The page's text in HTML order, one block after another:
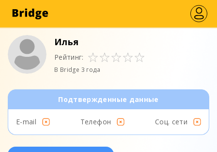
Илья
Рейтинг:
В Bridge 3 года
Подтвержденные данные
E-mail Телефон Соц. сети